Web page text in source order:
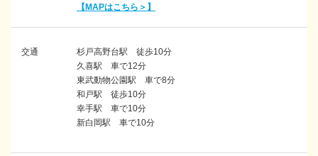
【MAPはこちら＞】
交通
杉戸高野台駅 徒歩10分
久喜駅 車で12分
東武動物公園駅 車で8分
和戸駅 徒歩10分
幸手駅 車で10分
新白岡駅 車で10分